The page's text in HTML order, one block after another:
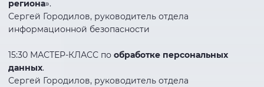
региона».
Сергей Городилов, руководитель отдела
информационной безопасности
15:30 МАСТЕР-КЛАСС по обработке персональных
данных.
Сергей Городилов, руководитель отдела